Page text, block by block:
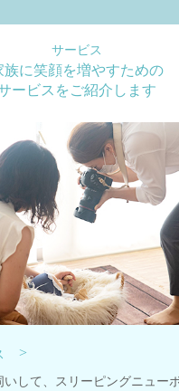
サービス
族に笑顔を増やすための
ービスをご紹介します
>
して、スリーピングニュー